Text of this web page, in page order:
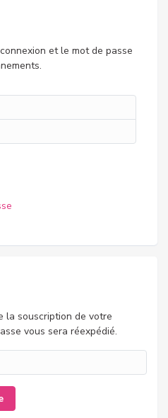
et le mot de passe
la souscription de votre
vous sera réexpédié.